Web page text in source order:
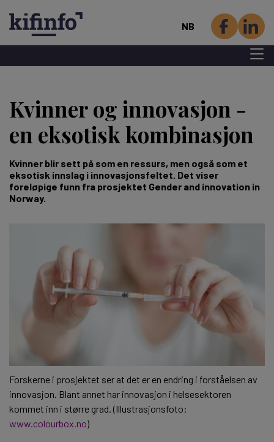
hovedinnhold
NB
Menu
Kvinner og innovasjon -
en eksotisk kombinasjon
Kvinner blir sett på som en ressurs, men også som et
eksotisk innslag i innovasjonsfeltet. Det viser
foreløpige funn fra prosjektet Gender and innovation in
Norway.
Forskerne i prosjektet ser at det er en endring i forståelsen av
innovasjon. Blant annet har innovasjon i helsesektoren
kommet inn i større grad. (Illustrasjonsfoto:
www.colourbox.no)